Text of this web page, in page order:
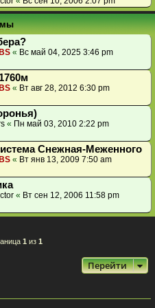
« Вс май 04, 2025 3:46 pm
« Вт авг 28, 2012 6:30 pm
« Пн май 03, 2010 2:22 pm
Снежная-Меженного
« Вт янв 13, 2009 7:50 am
« Вт сен 12, 2006 11:58 pm
1 из 1
Перейти